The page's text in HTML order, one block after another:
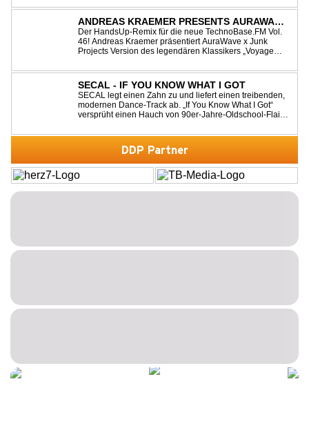
verschmelzen zu einem Sound, der keine Pausen kennt
– roh, schnell und absolut mitreißend. Zwischen ...
ANDREAS KRAEMER PRESENTS AURAWAVE
X JUNK PROJECT - VOYAGE VOYAGE
(TIMSTER & NINTH REMIX)
Der HandsUp-Remix für die neue TechnoBase.FM Vol.
46! Andreas Kraemer präsentiert AuraWave x Junk
Projects Version des legendären Klassikers „Voyage
Timster & Ninth. Das HandsUp-Duo aus Nordrhein-
Westfalen verwandelt den zeitlosen Song mit druckvoll...
SECAL - IF YOU KNOW WHAT I GOT
SECAL legt einen Zahn zu und liefert einen treibenden,
modernen Dance-Track ab. „If You Know What I Got“
versprüht einen Hauch von 90er-Jahre-Oldschool-Flair,
Dance- oder Workout-Playlists und natürlich ideal für
Club- und Festival-Sets.
DDP Partner